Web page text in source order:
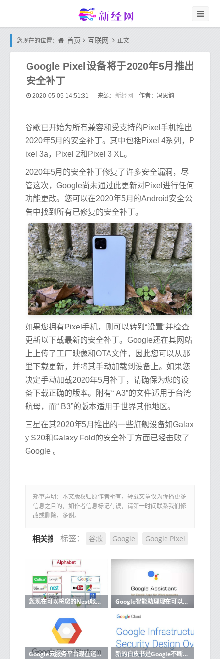
您现在的位置： 首页 互联网 正文
Google Pixel设备将于2020年5月推出
安全补丁
2020-05-05 14:51:31 来源： 新经网 作者：冯思韵
谷歌已开始为所有兼容和受支持的Pixel手机推出
2020年5月的安全补丁。其中包括Pixel 4系列，P
ixel 3a，Pixel 2和Pixel 3 XL。
2020年5月的安全补丁修复了许多安全漏洞，尽
管这次，Google尚未通过此更新对Pixel进行任何
功能更改。您可以在2020年5月的Android安全公
告中找到所有已修复的安全补丁。
如果您拥有Pixel手机，则可以转到“设置”并检查
更新以下载最新的安全补丁。Google还在其网站
上上传了工厂映像和OTA文件，因此您可以从那
里下载更新，并将其手动加载到设备上。如果您
决定手动加载2020年5月补丁，请确保为您的设
备下载正确的版本。附有“ A3”的文件适用于台湾
航母，而“ B3”的版本适用于世界其他地区。
三星在其2020年5月推出的一些旗舰设备如Galax
y S20和G​​alaxy Fold的安全补丁方面已经击败了
Google 。
郑重声明：本文版权归原作者所有，转载文章仅为传播更多
信息之目的，如作者信息标记有误，请第一时间联系我们修
改或删除，多谢。
标签： 谷歌 Google Google Pixel
相关推荐
您现在可以将您的Nest帐户迁移到Google帐户 Google智能助理现在可以阅读和回复来自更多应用的消息
Google云服务平台现在运行内部部署 新的白皮书是Google不断努力使其云计算运营更加透明的一部分